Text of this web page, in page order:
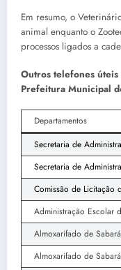
Em resumo, o
animal enquanto o
processos ligados a
Outros telefones
Prefeitura Municipal
Departamentos
Secretaria de
Secretaria de
Comissão de Licitação
Administração Escolar
Almoxarifado de
Almoxarifado de